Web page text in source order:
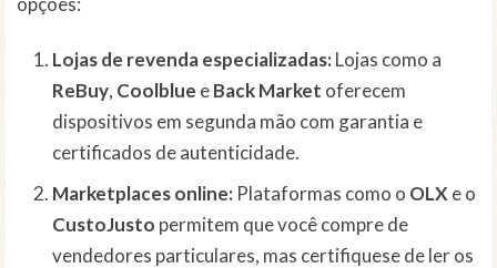
Lojas de revenda especializadas:Lojas como a
ReBuy, Coolblue eBack Market oferecem
dispositivos em segunda mão com garantia e
certificados de autenticidade.
Marketplaces online: Plataformas como o OLX e o
CustoJusto permitem que você compre de
vendedores particulares, mas certifiquese de ler os